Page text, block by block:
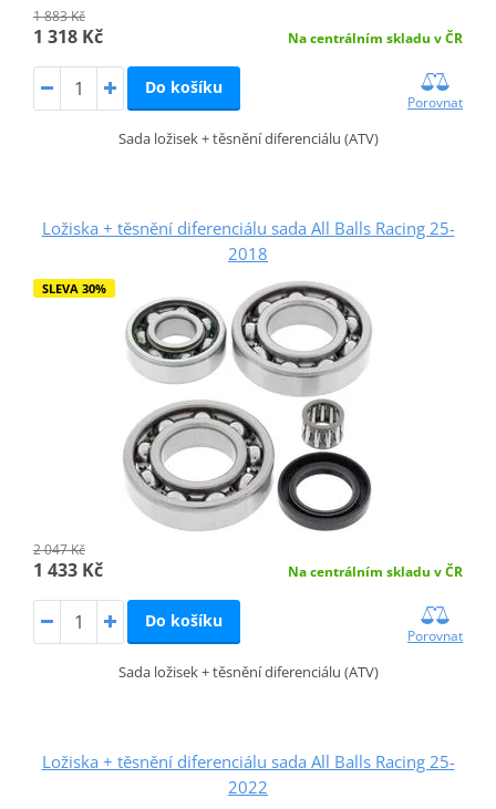
1 883 Kč
1 318 Kč Na centrálním skladu v ČR
Do košíku
Porovnat
Sada ložisek + těsnění diferenciálu (ATV)
Ložiska + těsnění diferenciálu sada All Balls Racing 25-
2018
SLEVA 30%
2 047 Kč
1 433 Kč Na centrálním skladu v ČR
Do košíku
Porovnat
Sada ložisek + těsnění diferenciálu (ATV)
Ložiska + těsnění diferenciálu sada All Balls Racing 25-
2022